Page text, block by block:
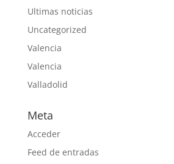
Ultimas noticias
Uncategorized
Valencia
Valencia
Valladolid
Meta
Acceder
Feed de entradas